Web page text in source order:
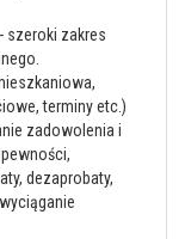
szeroki zakres
terminy etc.)
zadowolenia i
dezaprobaty,